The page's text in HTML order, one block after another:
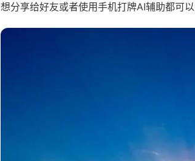
想分享给好友或者使用手机打牌AI辅助都可以